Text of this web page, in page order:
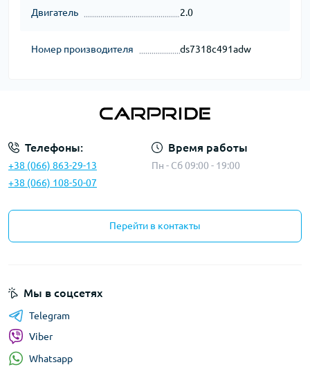
Двигатель 2.0
Номер производителя ds7318c491adw
Телефоны:
+38 (066) 863-29-13
+38 (066) 108-50-07
Время работы
Пн - Сб 09:00 - 19:00
Перейти в контакты
Мы в соцсетях
Telegram
Viber
Whatsapp